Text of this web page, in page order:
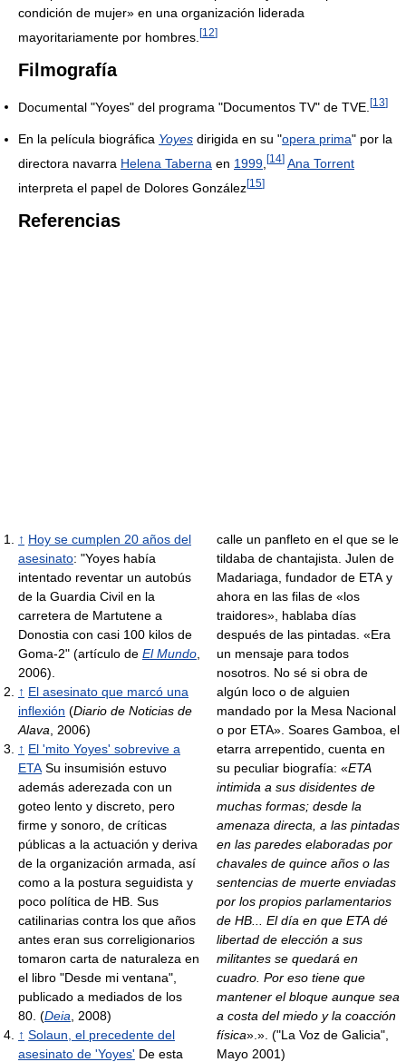
condición de mujer» en una organización liderada
mayoritariamente por hombres. [12]
Filmografía
Documental "Yoyes" del programa "Documentos TV" de TVE. [13]
En la película biográfica Yoyes dirigida en su "opera prima" por la
directora navarra Helena Taberna en 1999 [14] Ana Torrent
interpreta el papel de Dolores González[15]
Referencias
↑ Hoy se cumplen 20 años del
asesinato: "Yoyes había
intentado reventar un autobús
de la Guardia Civil en la
carretera de Martutene a
Donostia con casi 100 kilos de
Goma-2" (artículo de El Mundo
2006).
↑ El asesinato que marcó una
inflexión (Diario de Noticias de
Alava , 2006)
↑ El 'mito Yoyes' sobrevive a
ETA Su insumisión estuvo
además aderezada con un
goteo lento y discreto, pero
firme y sonoro, de críticas
públicas a la actuación y deriva
de la organización armada, así
como a la postura seguidista y
poco política de HB. Sus
catilinarias contra los que años
antes eran sus correligionarios
tomaron carta de naturaleza en
el libro "Desde mi ventana",
publicado a mediados de los
80. (Deia , 2008)
↑ Solaun, el precedente del
asesinato de 'Yoyes' De esta
calle un panfleto en el que se le
tildaba de chantajista. Julen de
Madariaga, fundador de ETA y
ahora en las filas de «los
traidores», hablaba días
después de las pintadas. «Era
un mensaje para todos
nosotros. No sé si obra de
algún loco o de alguien
mandado por la Mesa Nacional
o por ETA». Soares Gamboa, el
etarra arrepentido, cuenta en
su peculiar biografía: «ETA
intimida a sus disidentes de
muchas formas; desde la
amenaza directa, a las pintadas
en las paredes elaboradas por
chavales de quince años o las
sentencias de muerte enviadas
por los propios parlamentarios
de HB... El día en que ETA dé
libertad de elección a sus
militantes se quedará en
cuadro. Por eso tiene que
mantener el bloque aunque sea
a costa del miedo y la coacción
física».». ("La Voz de Galicia",
Mayo 2001)